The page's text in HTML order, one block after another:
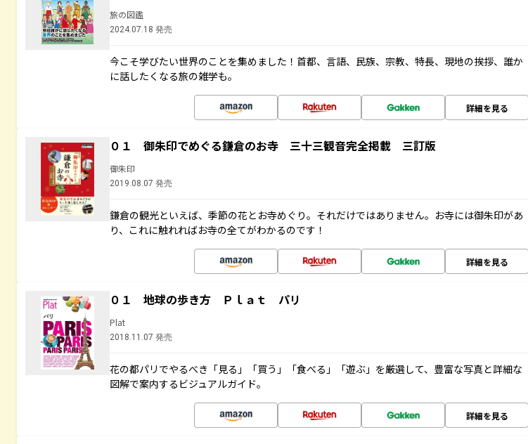
旅の図鑑
2024.07.18 発売
今こそ学びたい世界のことを集めました！首都、言語、民族、宗教、特長、現地の挨拶、誰か
に話したくなる旅の雑学も。
詳細を見る
０１ 御朱印でめぐる鎌倉のお寺 三十三観音完全掲載 三訂版
御朱印
2019.08.07 発売
鎌倉の観光といえば、季節の花とお寺めぐり。それだけではありません。お寺には御朱印があ
り、これに触れればお寺の全てがわかるのです！
詳細を見る
０１ 地球の歩き方 Ｐｌａｔ パリ
Plat
2018.11.07 発売
花の都パリでやるべき「見る」「買う」「食べる」「遊ぶ」を厳選して、豊富な写真と詳細な
図解で案内するビジュアルガイド。
詳細を見る